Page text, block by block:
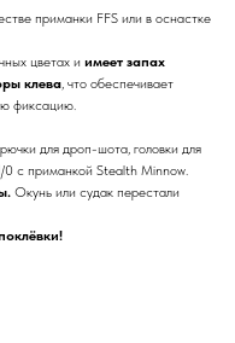
приманки FFS или в оснастке
цветах и имеет запах
клева, что обеспечивает
фиксацию.
для дроп-шота, головки для
с приманкой Stealth Minnow.
Окунь или судак перестали